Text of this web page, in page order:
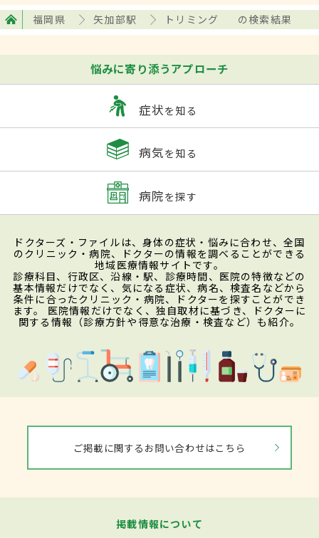
福岡県 矢加部駅 トリミング の検索結果
悩みに寄り添うアプローチ
症状を知る
病気を知る
病院を探す
ドクターズ・ファイルは、身体の症状・悩みに合わせ、全国
のクリニック・病院、ドクターの情報を調べることができる
地域医療情報サイトです。
診療科目、行政区、沿線・駅、診療時間、医院の特徴などの
基本情報だけでなく、気になる症状、病名、検査名などから
条件に合ったクリニック・病院、ドクターを探すことができ
ます。 医院情報だけでなく、独自取材に基づき、ドクターに
関する情報（診療方針や得意な治療・検査など）も紹介。
ご掲載に関するお問い合わせはこちら
掲載情報について